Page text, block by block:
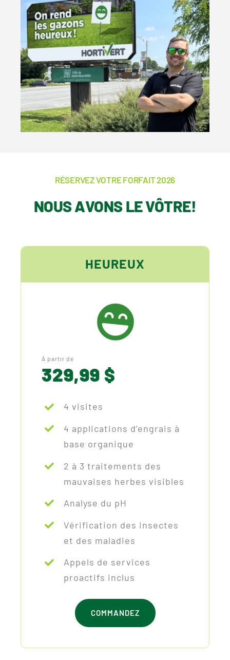
RÉSERVEZ VOTRE FORFAIT 2026
NOUS AVONS LE VÔTRE!
HEUREUX
À partir de
329,99 $
4 visites
4 applications d’engrais à
base organique
2 à 3 traitements des
mauvaises herbes visibles
Analyse du pH
Vérification des insectes
et des maladies
Appels de services
proactifs inclus
COMMANDEZ